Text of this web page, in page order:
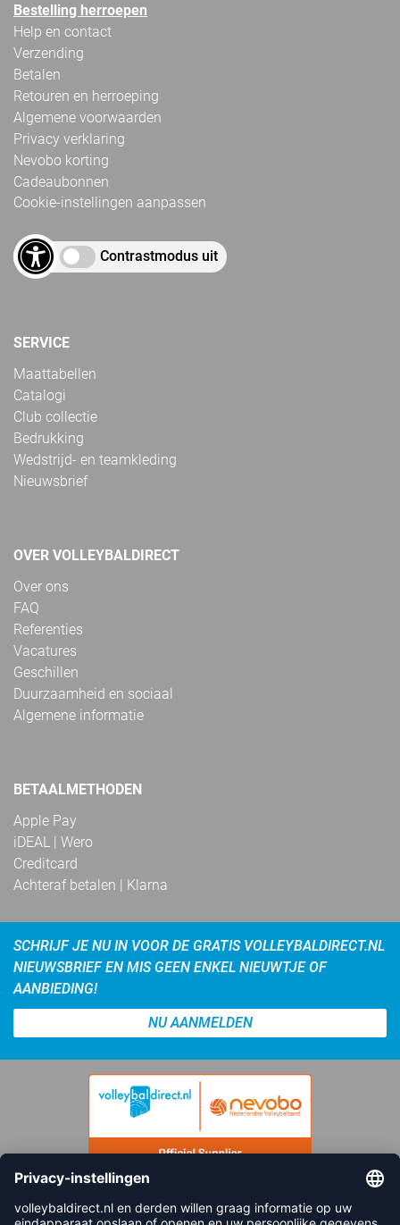
Bestelling herroepen
Help en contact
Verzending
Betalen
Retouren en herroeping
Algemene voorwaarden
Privacy verklaring
Nevobo korting
Cadeaubonnen
Cookie-instellingen aanpassen
Contrastmodus uit
SERVICE
Maattabellen
Catalogi
Club collectie
Bedrukking
Wedstrijd- en teamkleding
Nieuwsbrief
OVER VOLLEYBALDIRECT
Over ons
FAQ
Referenties
Vacatures
Geschillen
Duurzaamheid en sociaal
Algemene informatie
BETAALMETHODEN
Apple Pay
iDEAL | Wero
Creditcard
Achteraf betalen | Klarna
SCHRIJF JE NU IN VOOR DE GRATIS VOLLEYBALDIRECT.NL
NIEUWSBRIEF EN MIS GEEN ENKEL NIEUWTJE OF
AANBIEDING!
NU AANMELDEN